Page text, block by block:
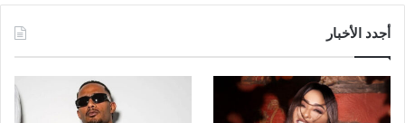
أجدد الأخبار